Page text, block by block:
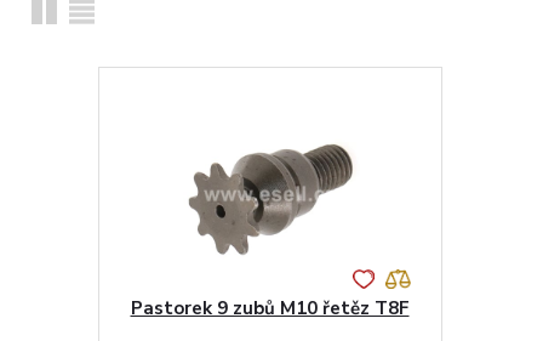
Pastorek 9 zubů M10 řetěz T8F